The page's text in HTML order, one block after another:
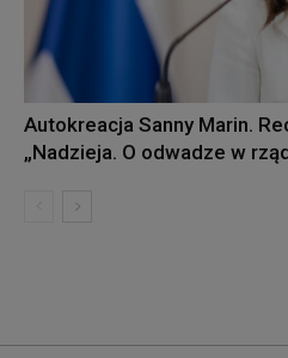
Autokreacja Sanny Marin.
„Nadzieja. O odwadze w